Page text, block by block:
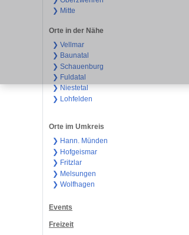
❯ Mitte
Orte in der Nähe
❯ Vellmar
❯ Baunatal
❯ Schauenburg
❯ Fuldatal
❯ Niestetal
❯ Lohfelden
Orte im Umkreis
❯ Hann. Münden
❯ Hofgeismar
❯ Fritzlar
❯ Melsungen
❯ Wolfhagen
Events
Freizeit